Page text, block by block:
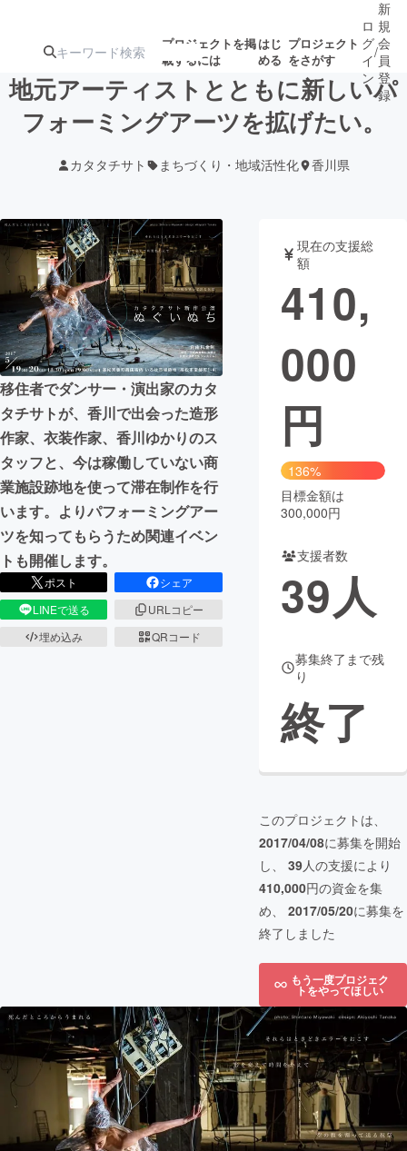
プロジェクトを掲
載するには
はじ
める
プロジェクト
をさがす
ターン
ジェクト
募集終了が近いプ
ロジェクト
もうすぐ公開
されます
アート・写真 音楽
テクノロジー・ガジェット ゲーム・サ
映像・映画
ビジネス・起業
まちづくり・地域活性化
CAMPFIRE for Social Good
CAMPFIRE Creation
CAMPFIREふるさと納税
コミュニティ
ロ
グ
イ
ン
/
新
規
会
員
登
録
地元アーティストとともに新しいパ
フォーミングアーツを拡げたい。
カタタチサト まちづくり・地域活性化 香川県
移住者でダンサー・演出家のカタ
タチサトが、香川で出会った造形
作家、衣装作家、香川ゆかりのス
タッフと、今は稼働していない商
業施設跡地を使って滞在制作を行
います。よりパフォーミングアー
ツを知ってもらうため関連イベン
トも開催します。
ポスト
シェア
LINEで送る
URLコピー
埋め込み
QRコード
現在の支援総
額
410,
000
円
136%
目標金額は
300,000円
支援者数
39人
募集終了まで残
り
終了
このプロジェクトは、
2017/04/08に募集を開始
し、 39人の支援により
410,000円の資金を集
め、 2017/05/20に募集を
終了しました
もう一度プロジェク
トをやってほしい